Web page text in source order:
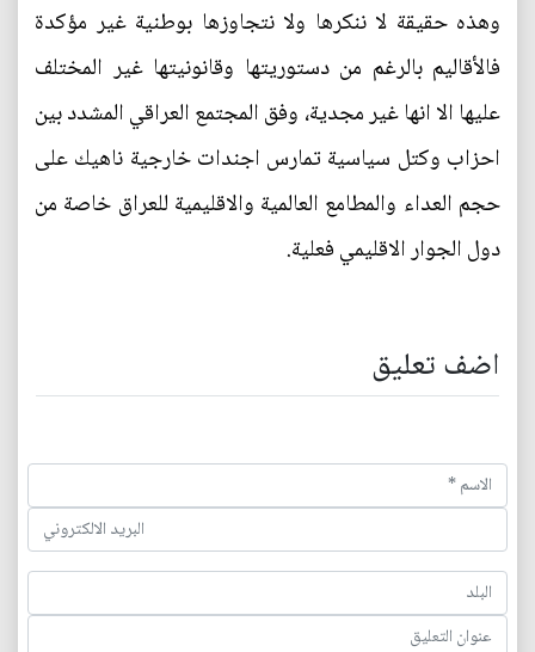
وهذه حقيقة لا ننكرها ولا نتجاوزها بوطنية غير مؤكدة
فالأقاليم بالرغم من دستوريتها وقانونيتها غير المختلف
عليها الا انها غير مجدية، وفق المجتمع العراقي المشدد بين
احزاب وكتل سياسية تمارس اجندات خارجية ناهيك على
حجم العداء والمطامع العالمية والاقليمية للعراق خاصة من
دول الجوار الاقليمي فعلية.
اضف تعليق